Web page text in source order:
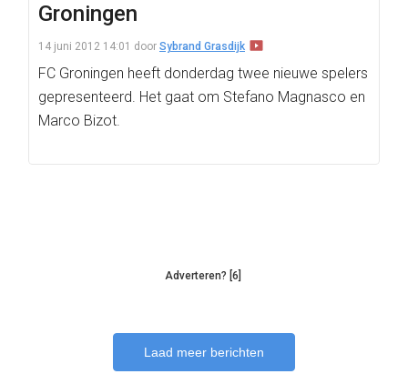
Groningen
14 juni 2012 14:01 door Sybrand Grasdijk
FC Groningen heeft donderdag twee nieuwe spelers
gepresenteerd. Het gaat om Stefano Magnasco en
Marco Bizot.
Adverteren? [6]
Laad meer berichten